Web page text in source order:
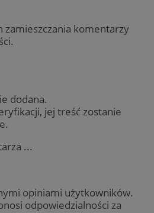
komentarzy
dodana.
jej treść zostanie
...
opiniami użytkowników.
odpowiedzialności za